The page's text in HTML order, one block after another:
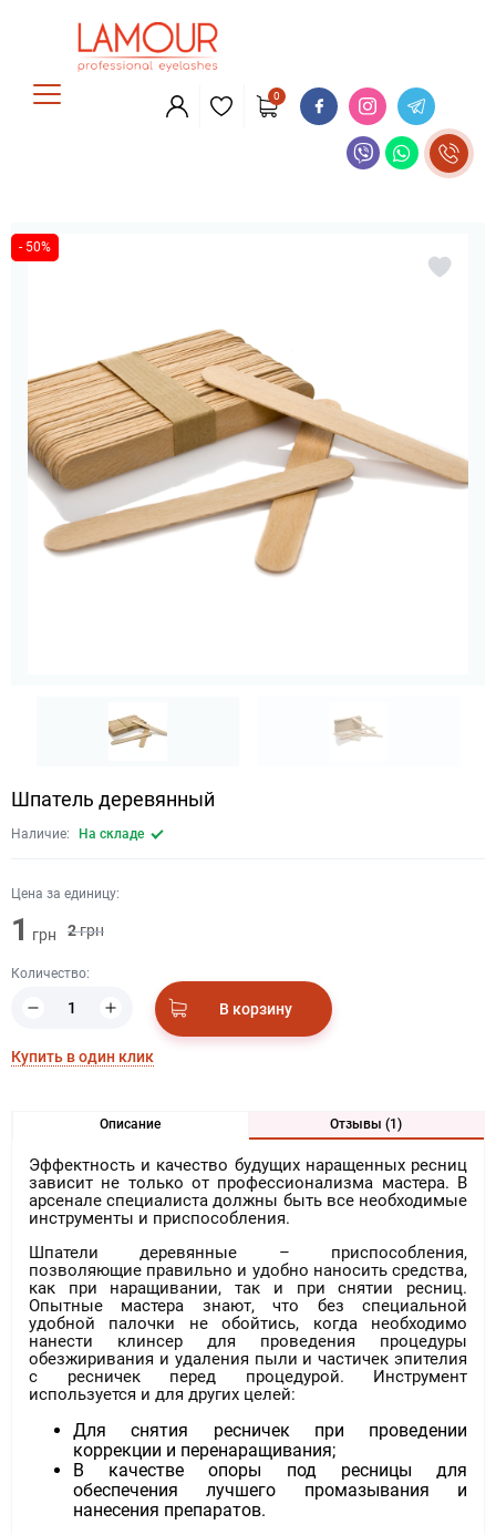
0
- 50%
Шпатель деревянный
Наличие: На складе
Цена за единицу:
1 грн 2грн
Количество:
В корзину
Купить в один клик
Описание Отзывы (1)
Эффектность и качество будущих наращенных ресниц
зависит не только от профессионализма мастера. В
арсенале специалиста должны быть все необходимые
инструменты и приспособления.
Шпатели деревянные – приспособления,
позволяющие правильно и удобно наносить средства,
как при наращивании, так и при снятии ресниц.
Опытные мастера знают, что без специальной
удобной палочки не обойтись, когда необходимо
нанести клинсер для проведения процедуры
обезжиривания и удаления пыли и частичек эпителия
с ресничек перед процедурой. Инструмент
используется и для других целей:
Для снятия ресничек при проведении
коррекции и перенаращивания;
В качестве опоры под ресницы для
обеспечения лучшего промазывания и
нанесения препаратов.